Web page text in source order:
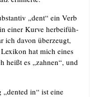
„dent“ ein Verb
einer Kur­ve her­bei­füh­
ich davon über­zeugt,
hat mich eines
heißt es „zah­nen“, und
in“ ist eine